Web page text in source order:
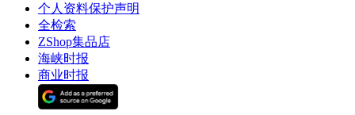
个人资料保护声明
全检索
ZShop集品店
海峡时报
商业时报